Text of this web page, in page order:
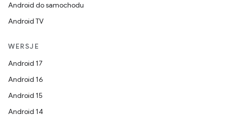
Android do samochodu
Android TV
WERSJE
Android 17
Android 16
Android 15
Android 14